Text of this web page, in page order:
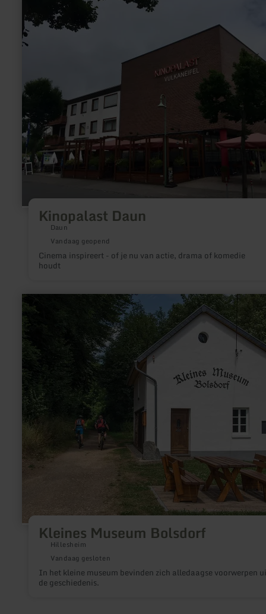
Kinopalast Daun
Daun
Vandaag geopend
Cinema inspireert - of je nu van actie, drama of komedie
houdt
informatie
over:
Kinopalast
Daun
Kleines Museum Bolsdorf
Hillesheim
Vandaag gesloten
In het kleine museum bevinden zich alledaagse voorwerpen
de geschiedenis.
informatie
over:
Kleines
Museum
Bolsdorf